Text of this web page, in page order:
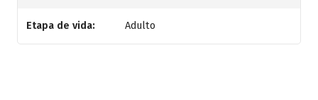
Etapa de vida: Adulto